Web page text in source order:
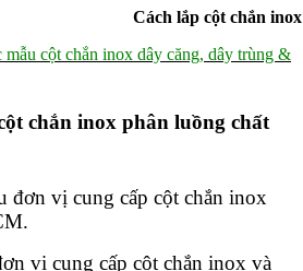
cột chắn inox
mẫu cột chắn inox dây căng, dây trùng &
chắn inox phân luồng chất
đơn vị cung cấp cột chắn inox
vị cung cấp cột chắn inox và